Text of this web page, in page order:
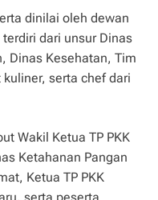
dinilai oleh dewan
dari unsur Dinas
Dinas Kesehatan, Tim
serta chef dari
Wakil Ketua TP PKK
Ketahanan Pangan
Ketua TP PKK